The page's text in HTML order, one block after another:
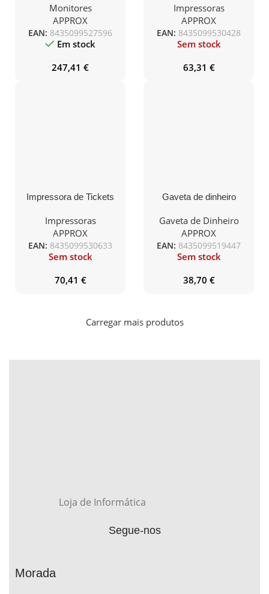
MT15CAP2
Monitores
APPROX
EAN: 8435099527596
Em stock
247,41 €
USB/ Térmica/ Ancho
papel 80mm/ USB-RJ11/
Negra
Impressoras
APPROX
EAN: 8435099530428
Sem stock
63,31 €
Impressora de Tickets
USBLAN/ Térmica/
Ancho papel 80mm/
USB-Ethernet-RJ11/
Negra
Impressoras
APPROX
EAN: 8435099530633
Sem stock
70,41 €
Gaveta de dinheiro
410x420x100mm
Gaveta de Dinheiro
APPROX
EAN: 8435099519447
Sem stock
38,70 €
Carregar mais produtos
Loja de Informática
Segue-nos
Morada